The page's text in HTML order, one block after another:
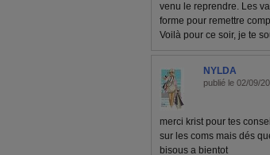
venu le reprendre. Les
forme pour remettre
Voilà pour ce soir, je te
NYLDA
publié le 02/09/
merci krist pour tes
sur les coms mais dés
bisous a bientot